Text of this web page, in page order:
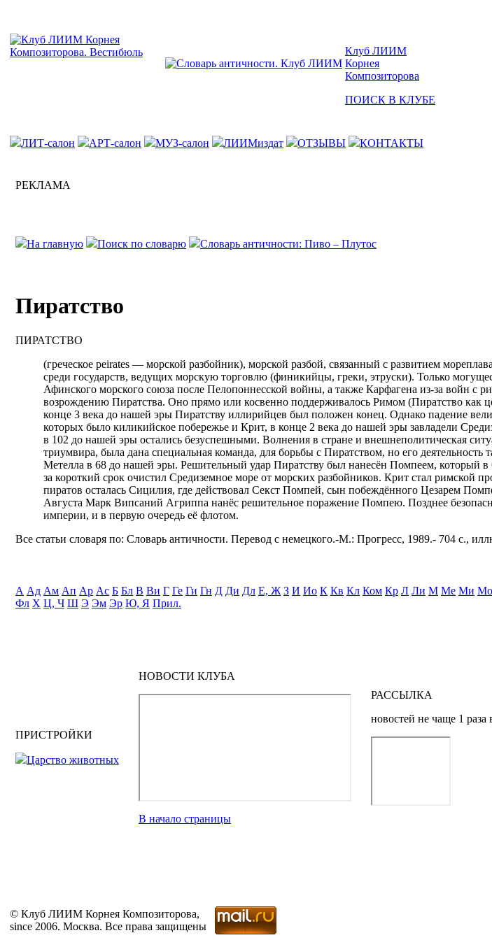
Клуб ЛИИМ
Корнея
Композиторова
ПОИСК В КЛУБЕ
ЛИТ-салон АРТ-салон МУЗ-салон ЛИИМиздат ОТЗЫВЫ КОНТАКТЫ
РЕКЛАМА
На главную Поиск по словарю Словарь античности: Пиво – Плутос
Пиратство
ПИРАТСТВО
(греческое peirates — морской разбойник), морской разбой, связанный с развитием
среди государств, ведущих морскую торговлю (финикийцы, греки, этруски). Только
Афинского морского союза после Пелопоннесской войны, а также Карфагена из-за войн
возрождению Пиратства. Оно прямо или косвенно поддерживалось Римом (Пиратство как
конце 3 века до нашей эры Пиратству иллирийцев был положен конец. Однако падение
которых было киликийское побережье и Крит, в конце 2 века до нашей эры завладели
в 102 до нашей эры остались безуспешными. Волнения в стране и внешнеполитическая
триумвира, была дана специальная команда, для борьбы с Пиратством, но его
Метелла в 68 до нашей эры. Решительный удар Пиратству был нанесён Помпеем, который
за короткий срок очистил Средиземное море от морских разбойников. Крит стал
пиратов осталась Сицилия, где действовал Секст Помпей, сын побеждённого Цезарем
Августа Марк Випсаний Агриппа нанёс решительное поражение Помпею. Позднее
империи, и в первую очередь её флотом.
Все статьи словаря по: Словарь античности. Перевод с немецкого.-М.: Прогресс, 1989.- 704 с.,
А Ад Ам Ап Ар Ас Б Бл В Ви Г Ге Ги Гн Д Ди Дл Е, Ж З И Ио К Кв Кл Ком Кр Л Ли М Ме Ми
Фл Х Ц, Ч Ш Э Эм Эр Ю, Я Прил.
ПРИСТРОЙКИ
Царство животных
НОВОСТИ КЛУБА
В начало страницы
РАССЫЛКА
новостей не чаще 1 раза
© Клуб ЛИИМ Корнея Композиторова,
since 2006. Москва. Все права защищены